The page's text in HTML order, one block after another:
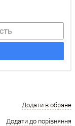
Додати в обране
Додати до порівняння